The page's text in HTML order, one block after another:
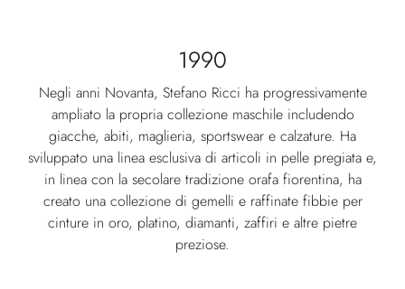
1990
Negli anni Novanta, Stefano Ricci ha progressivamente
ampliato la propria collezione maschile includendo
giacche, abiti, maglieria, sportswear e calzature. Ha
sviluppato una linea esclusiva di articoli in pelle pregiata e,
in linea con la secolare tradizione orafa fiorentina, ha
creato una collezione di gemelli e raffinate fibbie per
cinture in oro, platino, diamanti, zaffiri e altre pietre
preziose.